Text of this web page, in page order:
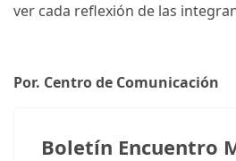
ver cada reflexión de las
Por. Centro de Comunicación
Boletín Encuentro